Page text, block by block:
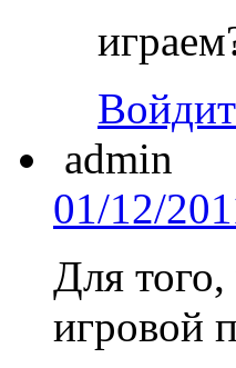
admin
01/12/
Для
игровой